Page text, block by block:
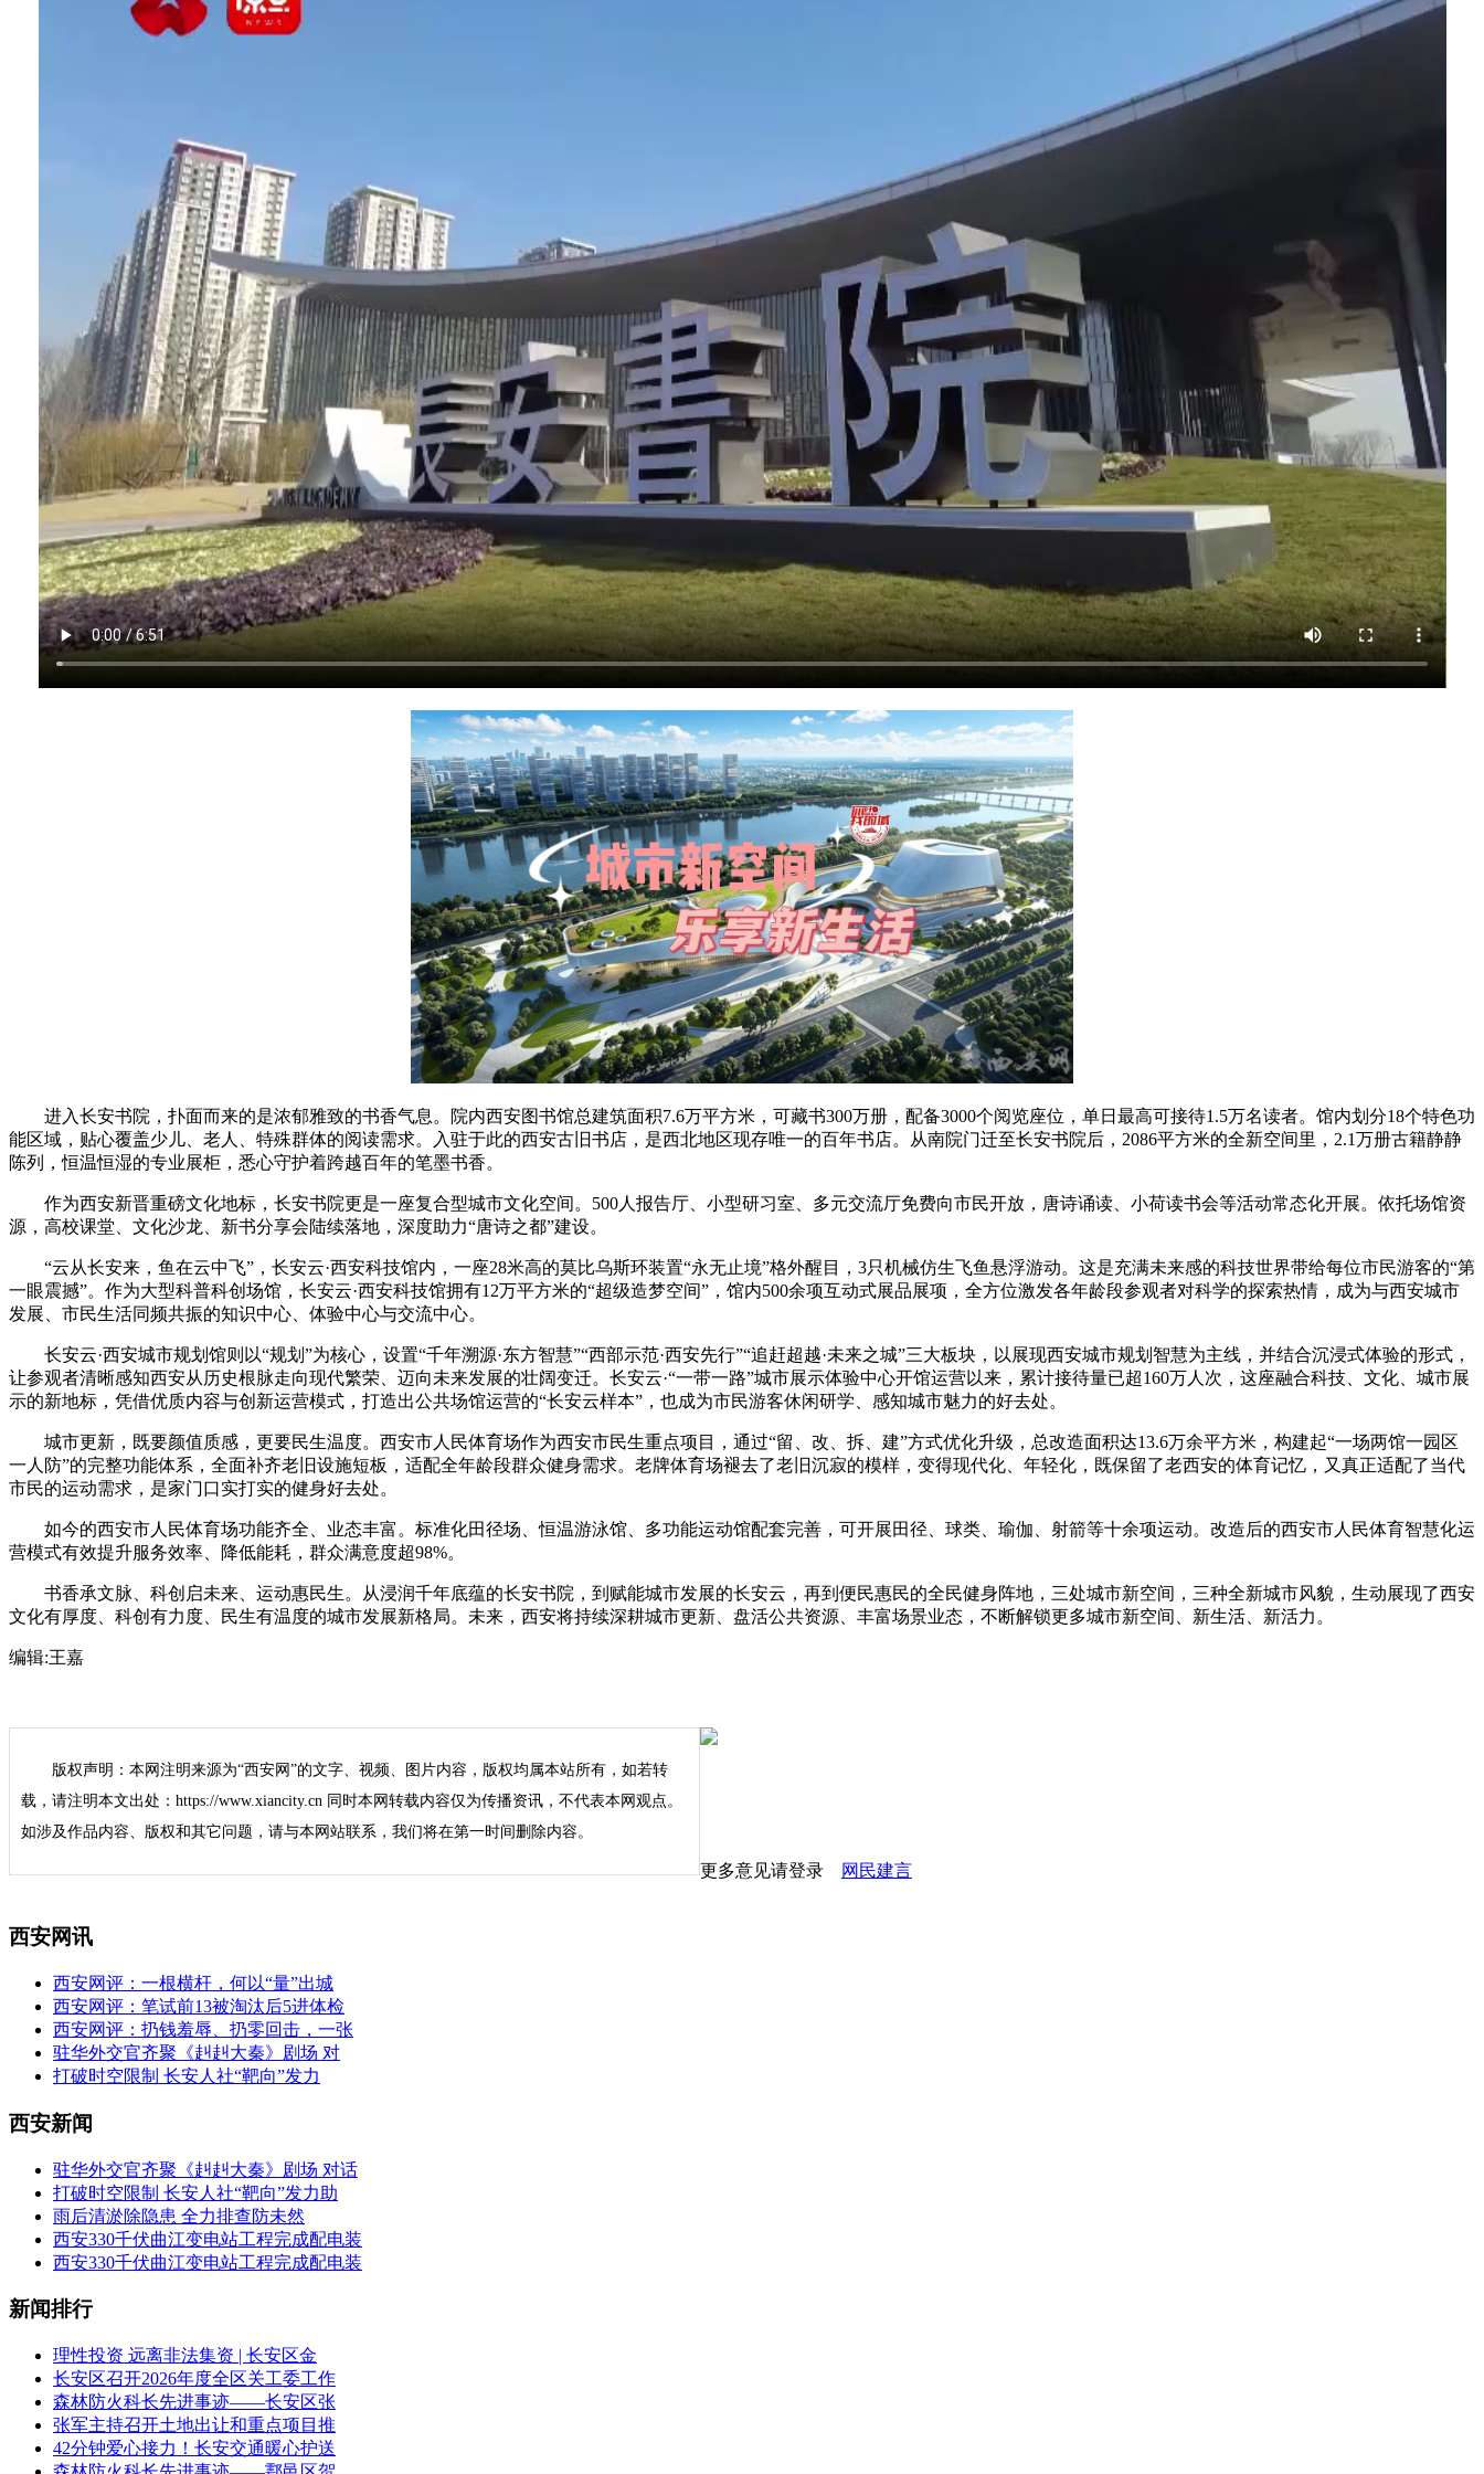
进入长安书院，扑面而来的是浓郁雅致的书香气息。院内西安图书馆总建筑面积7.6万平方米，可藏书300万册，配备3000个阅览座位，单日最高可接待1.5万名读者。馆内划分18个特色功
能区域，贴心覆盖少儿、老人、特殊群体的阅读需求。入驻于此的西安古旧书店，是西北地区现存唯一的百年书店。从南院门迁至长安书院后，2086平方米的全新空间里，2.1万册古籍静静
陈列，恒温恒湿的专业展柜，悉心守护着跨越百年的笔墨书香。
作为西安新晋重磅文化地标，长安书院更是一座复合型城市文化空间。500人报告厅、小型研习室、多元交流厅免费向市民开放，唐诗诵读、小荷读书会等活动常态化开展。依托场馆资
源，高校课堂、文化沙龙、新书分享会陆续落地，深度助力“唐诗之都”建设。
“云从长安来，鱼在云中飞”，长安云·西安科技馆内，一座28米高的莫比乌斯环装置“永无止境”格外醒目，3只机械仿生飞鱼悬浮游动。这是充满未来感的科技世界带给每位市民游客的“第
一眼震撼”。作为大型科普科创场馆，长安云·西安科技馆拥有12万平方米的“超级造梦空间”，馆内500余项互动式展品展项，全方位激发各年龄段参观者对科学的探索热情，成为与西安城市
发展、市民生活同频共振的知识中心、体验中心与交流中心。
长安云·西安城市规划馆则以“规划”为核心，设置“千年溯源·东方智慧”“西部示范·西安先行”“追赶超越·未来之城”三大板块，以展现西安城市规划智慧为主线，并结合沉浸式体验的形式，
让参观者清晰感知西安从历史根脉走向现代繁荣、迈向未来发展的壮阔变迁。长安云·“一带一路”城市展示体验中心开馆运营以来，累计接待量已超160万人次，这座融合科技、文化、城市展
示的新地标，凭借优质内容与创新运营模式，打造出公共场馆运营的“长安云样本”，也成为市民游客休闲研学、感知城市魅力的好去处。
城市更新，既要颜值质感，更要民生温度。西安市人民体育场作为西安市民生重点项目，通过“留、改、拆、建”方式优化升级，总改造面积达13.6万余平方米，构建起“一场两馆一园区
一人防”的完整功能体系，全面补齐老旧设施短板，适配全年龄段群众健身需求。老牌体育场褪去了老旧沉寂的模样，变得现代化、年轻化，既保留了老西安的体育记忆，又真正适配了当代
市民的运动需求，是家门口实打实的健身好去处。
如今的西安市人民体育场功能齐全、业态丰富。标准化田径场、恒温游泳馆、多功能运动馆配套完善，可开展田径、球类、瑜伽、射箭等十余项运动。改造后的西安市人民体育智慧化运
营模式有效提升服务效率、降低能耗，群众满意度超98%。
书香承文脉、科创启未来、运动惠民生。从浸润千年底蕴的长安书院，到赋能城市发展的长安云，再到便民惠民的全民健身阵地，三处城市新空间，三种全新城市风貌，生动展现了西安
文化有厚度、科创有力度、民生有温度的城市发展新格局。未来，西安将持续深耕城市更新、盘活公共资源、丰富场景业态，不断解锁更多城市新空间、新生活、新活力。
编辑:王嘉
版权声明：本网注明来源为“西安网”的文字、视频、图片内容，版权均属本站所有，如若转
载，请注明本文出处：https://www.xiancity.cn 同时本网转载内容仅为传播资讯，不代表本网观点。
如涉及作品内容、版权和其它问题，请与本网站联系，我们将在第一时间删除内容。
更多意见请登录 网民建言
西安网讯
西安网评：一根横杆，何以“量”出城
西安网评：笔试前13被淘汰后5进体检
西安网评：扔钱羞辱、扔零回击，一张
驻华外交官齐聚《赳赳大秦》剧场 对
打破时空限制 长安人社“靶向”发力
西安新闻
驻华外交官齐聚《赳赳大秦》剧场 对话
打破时空限制 长安人社“靶向”发力助
雨后清淤除隐患 全力排查防未然
西安330千伏曲江变电站工程完成配电装
西安330千伏曲江变电站工程完成配电装
新闻排行
理性投资 远离非法集资 | 长安区金
长安区召开2026年度全区关工委工作
森林防火科长先进事迹——长安区张
张军主持召开土地出让和重点项目推
42分钟爱心接力！长安交通暖心护送